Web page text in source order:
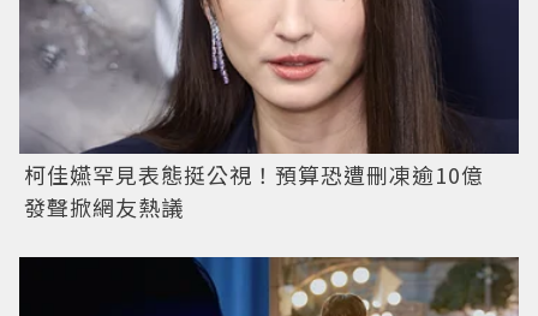
柯佳嬿罕見表態挺公視！預算恐遭刪凍逾10億
發聲掀網友熱議